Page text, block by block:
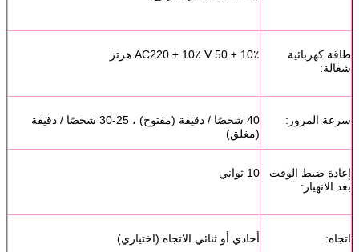
طاقة كهربائية
شغالة:
AC220 ± 10٪ V 50 ± 10٪ هرتز
سرعة المرور:
40 شخصًا / دقيقة (مفتوح) ، 25-30 شخصًا / دقيقة
(مغلق)
إعادة ضبط الوقت
بعد الانهيار:
10 ثواني
اتجاه: أحادي أو ثنائي الاتجاه (اختياري)